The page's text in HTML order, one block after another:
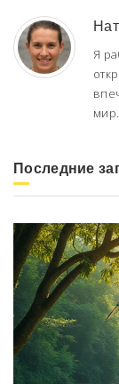
Я
мир.
Последние